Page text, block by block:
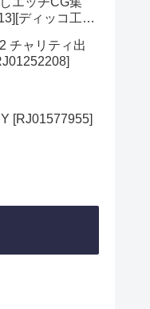
ディッコ工
チャリティ出
[RJ01577955]